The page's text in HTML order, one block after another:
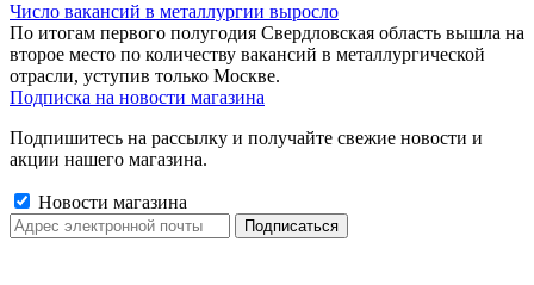
Число вакансий в металлургии выросло
По итогам первого полугодия Свердловская область вышла на
второе место по количеству вакансий в металлургической
отрасли, уступив только Москве.
Подписка на новости магазина
Подпишитесь на рассылку и получайте свежие новости и
акции нашего магазина.
Новости магазина